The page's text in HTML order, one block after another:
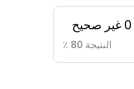
0 غير صحيح
النتيجة 80 ٪